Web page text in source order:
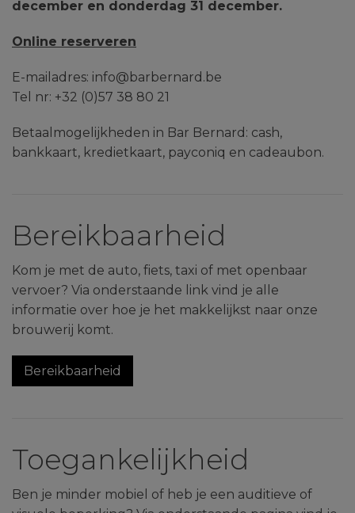
december en donderdag 31 december.
Online reserveren
E-mailadres: info@barbernard.be
Tel nr: +32 (0)57 38 80 21
Betaalmogelijkheden in Bar Bernard: cash,
bankkaart, kredietkaart, payconiq en cadeaubon.
Bereikbaarheid
Kom je met de auto, fiets, taxi of met openbaar
vervoer? Via onderstaande link vind je alle
informatie over hoe je het makkelijkst naar onze
brouwerij komt.
Bereikbaarheid
Toegankelijkheid
Ben je minder mobiel of heb je een auditieve of